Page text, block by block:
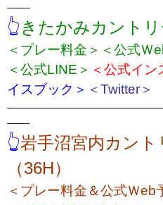
——-
👆きたかみカントリ
＜プレー料金＞ ＜公式Ｗ
＜公式LINE＞ ＜公式イン
イスブック＞ ＜Twitter＞
——-
👆岩手沼宮内カン
（36H）
＜プレー料金＆公式Ｗeb